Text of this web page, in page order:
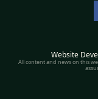
Website
All content and news on this